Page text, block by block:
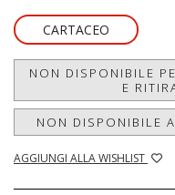
CARTACEO
NON DISPONIBILE
E
NON DISPONIBILE
AGGIUNGI ALLA WISHLIST